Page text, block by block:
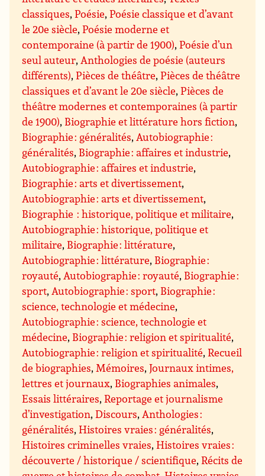
classiques,Poésie,Poésie classique et d’avant
le 20e siècle,Poésie moderne et
contemporaine (à partir de 1900),Poésie d’un
seul auteur,Anthologies de poésie (auteurs
différents),Pièces de théâtre,Pièces de théâtre
classiques et d’avant le 20e siècle,Pièces de
théâtre modernes et contemporaines (à partir
de 1900), Biographie et littérature hors fiction,
Biographie : généralités,Autobiographie :
généralités, Biographie : affaires et industrie,
Autobiographie : affaires et industrie,
Biographie : arts et divertissement,
Autobiographie : arts et divertissement,
Biographie : historique, politique et militaire,
Autobiographie : historique, politique et
militaire, Biographie : littérature,
Autobiographie : littérature, Biographie :
royauté,Autobiographie : royauté, Biographie :
sport,Autobiographie : sport, Biographie :
science, technologie et médecine,
Autobiographie : science, technologie et
médecine, Biographie : religion et spiritualité,
Autobiographie : religion et spiritualité,Recueil
de biographies,Mémoires,Journaux intimes,
lettres et journaux, Biographies animales,
Essais littéraires,Reportage et journalisme
d’investigation,Discours,Anthologies :
généralités,Histoires vraies : généralités,
Histoires criminelles vraies,Histoires vraies :
découverte / historique / scientifique,Récits de